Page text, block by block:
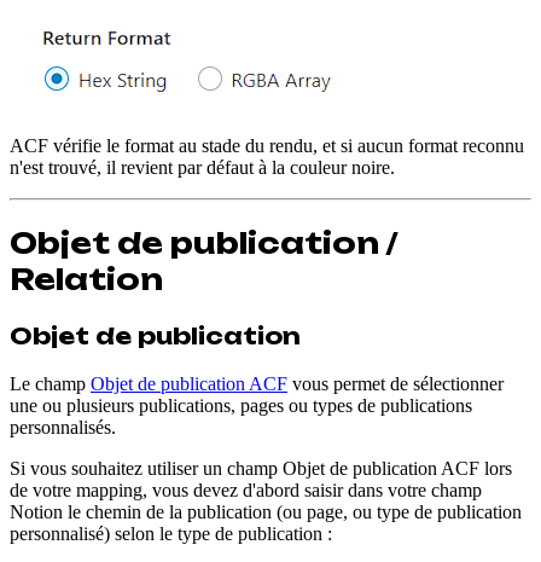
ACF vérifie le format au stade du rendu, et si aucun format reconnu
n'est trouvé, il revient par défaut à la couleur noire.
Objet de publication /
Relation
Objet de publication
Le champ Objet de publication ACF vous permet de sélectionner
une ou plusieurs publications, pages ou types de publications
personnalisés.
Si vous souhaitez utiliser un champ Objet de publication ACF lors
de votre mapping, vous devez d'abord saisir dans votre champ
Notion le chemin de la publication (ou page, ou type de publication
personnalisé) selon le type de publication :